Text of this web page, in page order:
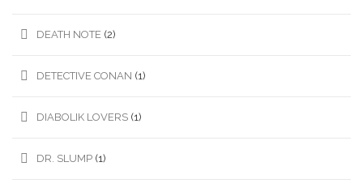
DEATH NOTE (2)
DETECTIVE CONAN (1)
DIABOLIK LOVERS (1)
DR. SLUMP (1)